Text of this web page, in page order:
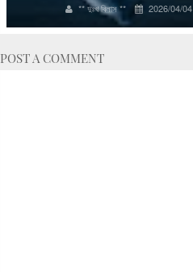
** দুঃখ বিলাস ** 2026/04/04
POST A COMMENT